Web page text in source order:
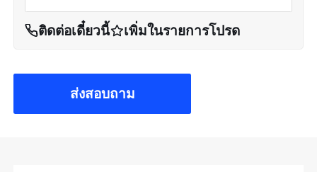
ติดต่อเดี๋ยวนี้ เพิ่มในรายการโปรด
ส่งสอบถาม